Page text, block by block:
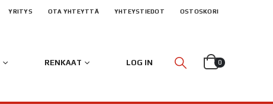
YRITYS OTA YHTEYTTÄ YHTEYSTIEDOT OSTOSKORI
RENKAAT LOG IN 0